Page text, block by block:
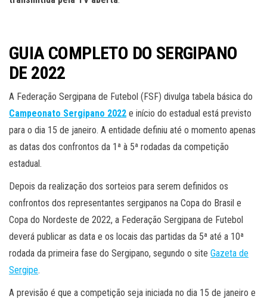
GUIA COMPLETO DO SERGIPANO
DE 2022
A Federação Sergipana de Futebol (FSF) divulga tabela básica do
Campeonato Sergipano 2022 e início do estadual está previsto
para o dia 15 de janeiro. A entidade definiu até o momento apenas
as datas dos confrontos da 1ª à 5ª rodadas da competição
estadual.
Depois da realização dos sorteios para serem definidos os
confrontos dos representantes sergipanos na Copa do Brasil e
Copa do Nordeste de 2022, a Federação Sergipana de Futebol
deverá publicar as data e os locais das partidas da 5ª até a 10ª
rodada da primeira fase do Sergipano, segundo o site Gazeta de
Sergipe.
A previsão é que a competição seja iniciada no dia 15 de janeiro e